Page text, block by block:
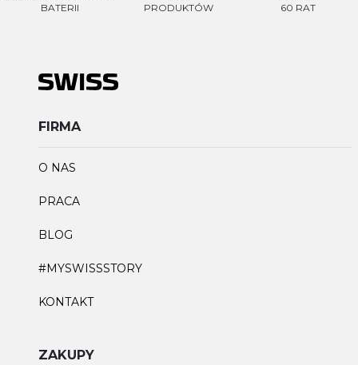
BATERII
PRODUKTÓW
60 RAT
FIRMA
O NAS
PRACA
BLOG
#MYSWISSSTORY
KONTAKT
ZAKUPY